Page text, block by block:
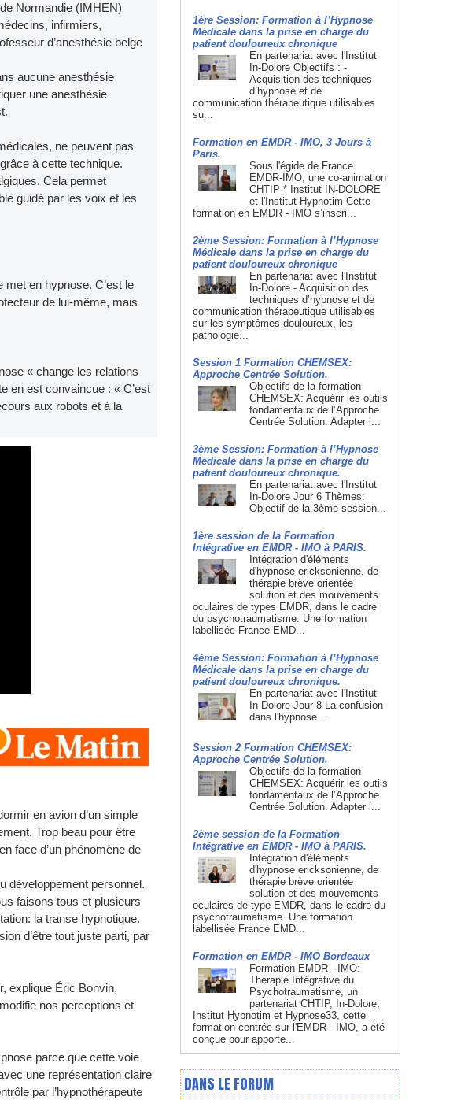
Normandie (IMHEN)
infirmiers,
d’anesthésie belge
aucune anesthésie
une anesthésie
ne peuvent pas
à cette technique.
Cela permet
guidé par les voix et les
met en hypnose. C’est le
de lui-même, mais
« change les relations
en est convaincue : « C’est
aux robots et à la
en avion d’un simple
Trop beau pour être
face d’un phénomène de
développement personnel.
faisons tous et plusieurs
la transe hypnotique.
d’être tout juste parti, par
explique Éric Bonvin,
nos perceptions et
parce que cette voie
une représentation claire
par l’hypnothérapeute
1ère Session: Formation à l’Hypnose
Médicale dans la prise en charge du
patient douloureux chronique
En partenariat avec l'Institut
In-Dolore Objectifs : -
Acquisition des techniques
d’hypnose et de
communication thérapeutique utilisables
su...
Formation en EMDR - IMO, 3 Jours à
Paris.
Sous l'égide de France
EMDR-IMO, une co-animation
CHTIP * Institut IN-DOLORE
et l'Institut Hypnotim Cette
formation en EMDR - IMO s’inscri...
2ème Session: Formation à l’Hypnose
Médicale dans la prise en charge du
patient douloureux chronique
En partenariat avec l'Institut
In-Dolore - Acquisition des
techniques d’hypnose et de
communication thérapeutique utilisables
sur les symptômes douloureux, les
pathologie...
Session 1 Formation CHEMSEX:
Approche Centrée Solution.
Objectifs de la formation
CHEMSEX: Acquérir les outils
fondamentaux de l’Approche
Centrée Solution. Adapter l...
3ème Session: Formation à l’Hypnose
Médicale dans la prise en charge du
patient douloureux chronique.
En partenariat avec l'Institut
In-Dolore Jour 6 Thèmes:
Objectif de la 3ème session...
1ère session de la Formation
Intégrative en EMDR - IMO à PARIS.
Intégration d'éléments
d'hypnose ericksonienne, de
thérapie brève orientée
solution et des mouvements
oculaires de types EMDR, dans le cadre
du psychotraumatisme. Une formation
labellisée France EMD...
4ème Session: Formation à l’Hypnose
Médicale dans la prise en charge du
patient douloureux chronique.
En partenariat avec l'Institut
In-Dolore Jour 8 La confusion
dans l'hypnose....
Session 2 Formation CHEMSEX:
Approche Centrée Solution.
Objectifs de la formation
CHEMSEX: Acquérir les outils
fondamentaux de l’Approche
Centrée Solution. Adapter l...
2ème session de la Formation
Intégrative en EMDR - IMO à PARIS.
Intégration d'éléments
d'hypnose ericksonienne, de
thérapie brève orientée
solution et des mouvements
oculaires de type EMDR, dans le cadre du
psychotraumatisme. Une formation
labellisée France EMD...
Formation en EMDR - IMO Bordeaux
Formation EMDR - IMO:
Thérapie Intégrative du
Psychotraumatisme, un
partenariat CHTIP, In-Dolore,
Institut Hypnotim et Hypnose33, cette
formation centrée sur l'EMDR - IMO, a été
conçue pour apporte...
DANS LE FORUM